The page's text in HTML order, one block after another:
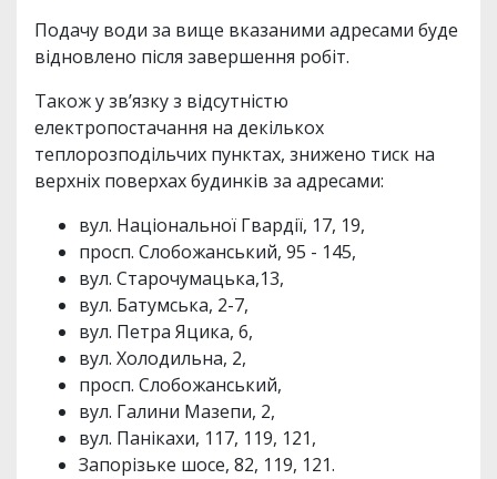
Подачу води за вище вказаними адресами буде
відновлено після завершення робіт.
Також у зв’язку з відсутністю
електропостачання на декількох
теплорозподільчих пунктах, знижено тиск на
верхніх поверхах будинків за адресами:
вул. Національної Гвардії, 17, 19,
просп. Слобожанський, 95 - 145,
вул. Старочумацька,13,
вул. Батумська, 2-7,
вул. Петра Яцика, 6,
вул. Холодильна, 2,
просп. Слобожанський,
вул. Галини Мазепи, 2,
вул. Панікахи, 117, 119, 121,
Запорізьке шосе, 82, 119, 121.